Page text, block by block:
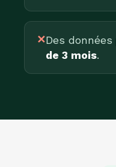
✕Des données
de 3 mois.